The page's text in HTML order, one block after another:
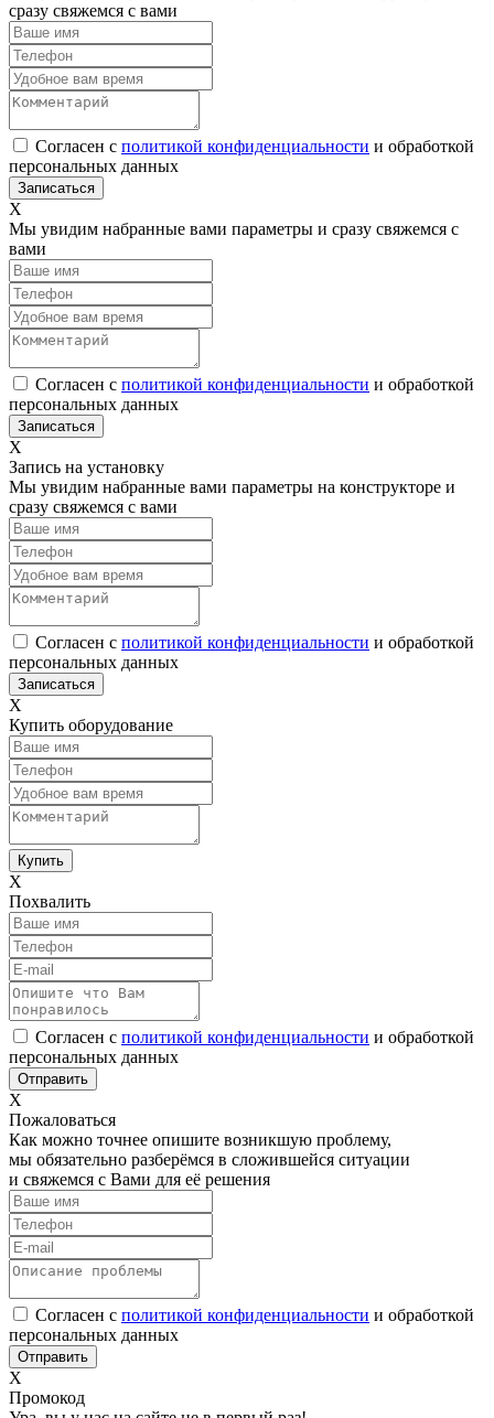
сразу свяжемся с вами
Согласен с политикой конфиденциальности и обработкой
персональных данных
Х
Мы увидим набранные вами параметры и сразу свяжемся с
вами
Согласен с политикой конфиденциальности и обработкой
персональных данных
Х
Запись на установку
Мы увидим набранные вами параметры на конструкторе и
сразу свяжемся с вами
Согласен с политикой конфиденциальности и обработкой
персональных данных
Х
Купить оборудование
Х
Похвалить
Согласен с политикой конфиденциальности и обработкой
персональных данных
Х
Пожаловаться
Как можно точнее опишите возникшую проблему,
мы обязательно разберёмся в сложившейся ситуации
и свяжемся с Вами для её решения
Согласен с политикой конфиденциальности и обработкой
персональных данных
Х
Промокод